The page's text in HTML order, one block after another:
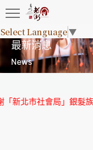
Select Language▼
最新消息
News
新北市社會局」銀髮族